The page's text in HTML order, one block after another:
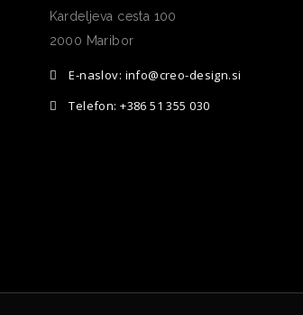
Kardeljeva cesta 100
2000 Maribor
E-naslov: info@creo-design.si
Telefon: +386 51 355 030